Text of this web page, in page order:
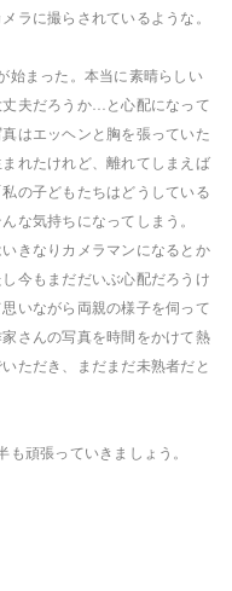
ラに撮らされているような。
始まった。本当に素晴らしい
夫だろうか…と心配になって
はエッヘンと胸を張っていた
れたけれど、離れてしまえば
の子どもたちはどうしている
な気持ちになってしまう。
きなりカメラマンになるとか
今もまだだいぶ心配だろうけ
いながら両親の様子を伺って
さんの写真を時間をかけて熱
ただき、まだまだ未熟者だと
頑張っていきましょう。